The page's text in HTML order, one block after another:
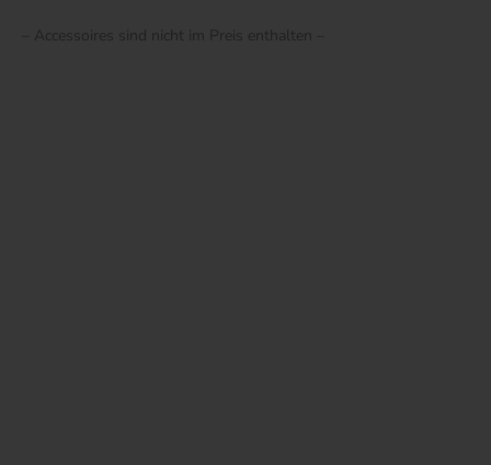
– Accessoires sind nicht im Preis enthalten –